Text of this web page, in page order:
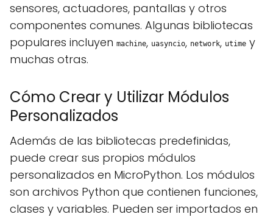
sensores, actuadores, pantallas y otros
componentes comunes. Algunas bibliotecas
populares incluyen machine, uasyncio, network, utime y
muchas otras.
Cómo Crear y Utilizar Módulos
Personalizados
Además de las bibliotecas predefinidas,
puede crear sus propios módulos
personalizados en MicroPython. Los módulos
son archivos Python que contienen funciones,
clases y variables. Pueden ser importados en